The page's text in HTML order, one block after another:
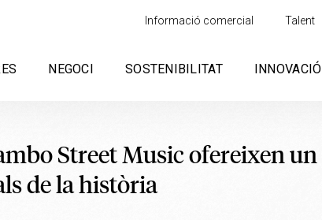
Informació comercial Talent
NEGOCI SOSTENIBILITAT INNOVACIÓ
Street Music ofereixen un
de la història